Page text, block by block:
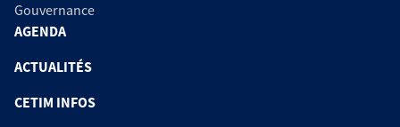
Gouvernance
AGENDA
ACTUALITÉS
CETIM INFOS